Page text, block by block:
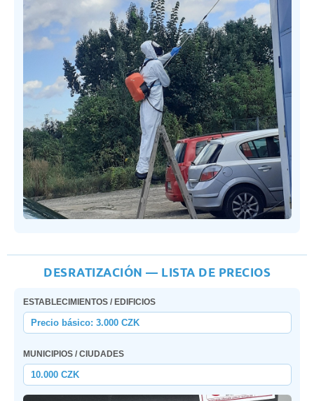
DESRATIZACIÓN — LISTA DE PRECIOS
ESTABLECIMIENTOS / EDIFICIOS
Precio básico: 3.000 CZK
MUNICIPIOS / CIUDADES
10.000 CZK